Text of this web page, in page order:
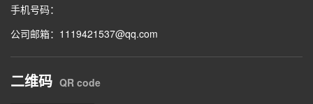
手机号码：
公司邮箱：1119421537@qq.com
二维码 QR code